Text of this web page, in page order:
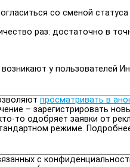
со сменой
раз: достаточно в
у пользователей
просматривать в
– зарегистрировать
то одобряет заявки от
режиме.
с